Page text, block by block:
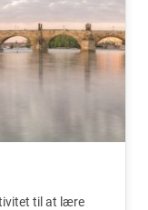
til at lære